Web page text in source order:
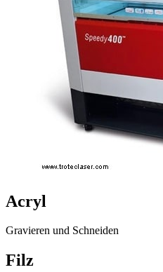
Acryl
Gravieren und Schneiden
Filz